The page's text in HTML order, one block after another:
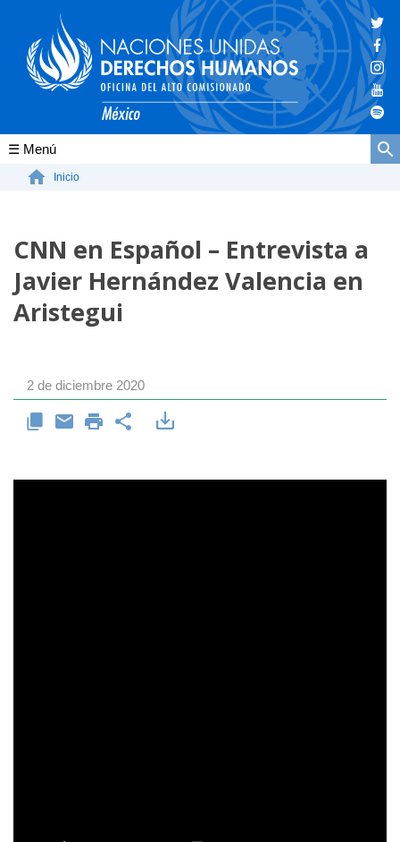
Conócenos
La ONU-DH en México
Vacantes ONU-DH México
ONU-DH en el tiempo
Inicio
CNN en Español – Entrevista a
Javier Hernández Valencia en
Aristegui
2 de diciembre 2020